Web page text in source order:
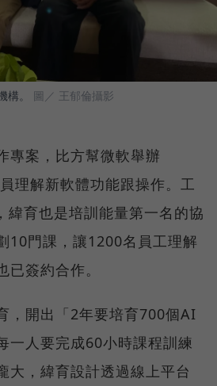
。 圖／ 王郁倫攝影
專案，比方幫微軟舉辦
理解新軟體功能跟操作。工
緯育也是培訓能量第一名的協
10門課，讓1200名員工理解
已簽約合作。
，開出「2年要培育700個AI
一人要完成60小時課程訓練
大，緯育設計透過線上平台